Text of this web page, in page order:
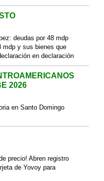
deudas por 48 mdp
mdp y sus bienes que
en declaración
2026
en Santo Domingo
precio! Abren registro
de Yovoy para